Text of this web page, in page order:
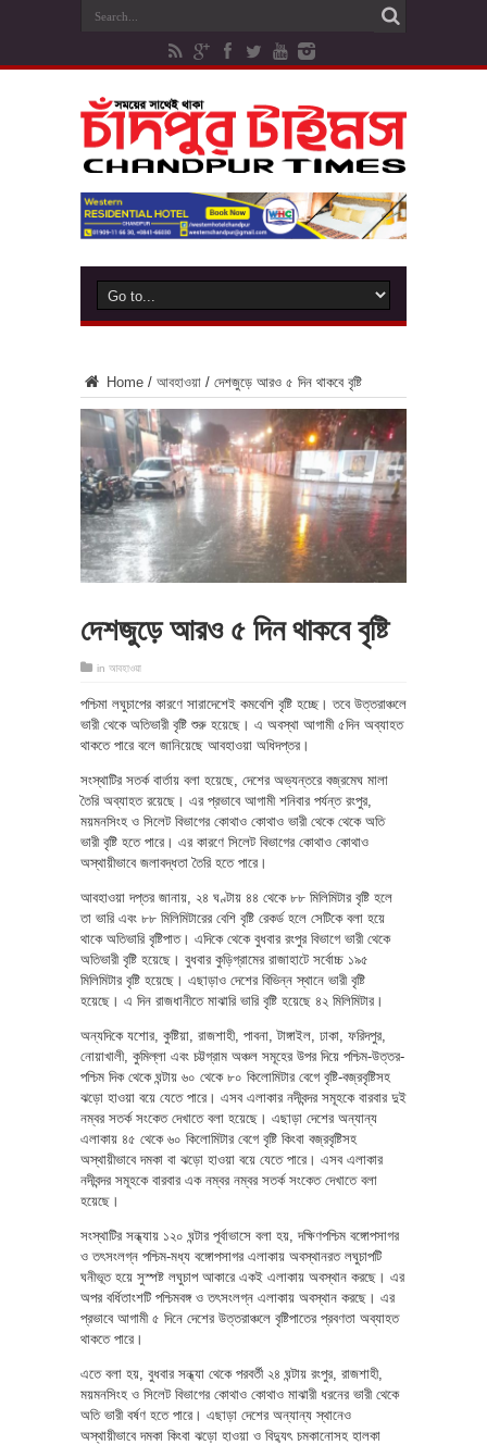
Home / আবহাওয়া / দেশজুড়ে আরও ৫ দিন থাকবে বৃষ্টি
দেশজুড়ে আরও ৫ দিন থাকবে বৃষ্টি
in আবহাওয়া
পশ্চিমা লঘুচাপের কারণে সারাদেশেই কমবেশি বৃষ্টি হচ্ছে। তবে উত্তরাঞ্চলে
ভারী থেকে অতিভারী বৃষ্টি শুরু হয়েছে। এ অবস্থা আগামী ৫দিন অব্যাহত
থাকতে পারে বলে জানিয়েছে আবহাওয়া অধিদপ্তর।
সংস্থাটির সতর্ক বার্তায় বলা হয়েছে, দেশের অভ্যন্তরে বজ্রমেঘ মালা
তৈরি অব্যাহত রয়েছে। এর প্রভাবে আগামী শনিবার পর্যন্ত রংপুর,
ময়মনসিংহ ও সিলেট বিভাগের কোথাও কোথাও ভারী থেকে থেকে অতি
ভারী বৃষ্টি হতে পারে। এর কারণে সিলেট বিভাগের কোথাও কোথাও
অস্থায়ীভাবে জলাবদ্ধতা তৈরি হতে পারে।
আবহাওয়া দপ্তর জানায়, ২৪ ঘণ্টায় ৪৪ থেকে ৮৮ মিলিমিটার বৃষ্টি হলে
তা ভারি এবং ৮৮ মিলিমিটারের বেশি বৃষ্টি রেকর্ড হলে সেটিকে বলা হয়ে
থাকে অতিভারি বৃষ্টিপাত। এদিকে থেকে বুধবার রংপুর বিভাগে ভারী থেকে
অতিভারী বৃষ্টি হয়েছে। বুধবার কুড়িগ্রামের রাজাহাটে সর্বোচ্চ ১৯৫
মিলিমিটার বৃষ্টি হয়েছে। এছাড়াও দেশের বিভিন্ন স্থানে ভারী বৃষ্টি
হয়েছে। এ দিন রাজধানীতে মাঝারি ভারি বৃষ্টি হয়েছে ৪২ মিলিমিটার।
অন্যদিকে যশোর, কুষ্টিয়া, রাজশাহী, পাবনা, টাঙ্গাইল, ঢাকা, ফরিদপুর,
নোয়াখালী, কুমিল্লা এবং চট্টগ্রাম অঞ্চল সমূহের উপর দিয়ে পশ্চিম-উত্তর-
পশ্চিম দিক থেকে ঘন্টায় ৬০ থেকে ৮০ কিলোমিটার বেগে বৃষ্টি-বজ্রবৃষ্টিসহ
ঝড়ো হাওয়া বয়ে যেতে পারে। এসব এলাকার নদীবন্দর সমূহকে বারবার দুই
নম্বর সতর্ক সংকেত দেখাতে বলা হয়েছে। এছাড়া দেশের অন্যান্য
এলাকায় ৪৫ থেকে ৬০ কিলোমিটার বেগে বৃষ্টি কিংবা বজ্রবৃষ্টিসহ
অস্থায়ীভাবে দমকা বা ঝড়ো হাওয়া বয়ে যেতে পারে। এসব এলাকার
নদীবন্দর সমূহকে বারবার এক নম্বর নম্বর সতর্ক সংকেত দেখাতে বলা
হয়েছে।
সংস্থাটির সন্ধ্যায় ১২০ ঘন্টার পূর্বাভাসে বলা হয়, দক্ষিণপশ্চিম বঙ্গোপসাগর
ও তৎসংলগ্ন পশ্চিম-মধ্য বঙ্গোপসাগর এলাকায় অবস্থানরত লঘুচাপটি
ঘনীভূত হয়ে সুস্পষ্ট লঘুচাপ আকারে একই এলাকায় অবস্থান করছে। এর
অপর বর্ধিতাংশটি পশ্চিমবঙ্গ ও তৎসংলগ্ন এলাকায় অবস্থান করছে। এর
প্রভাবে আগামী ৫ দিনে দেশের উত্তরাঞ্চলে বৃষ্টিপাতের প্রবণতা অব্যাহত
থাকতে পারে।
এতে বলা হয়, বুধবার সন্ধ্যা থেকে পরবর্তী ২৪ ঘন্টায় রংপুর, রাজশাহী,
ময়মনসিংহ ও সিলেট বিভাগের কোথাও কোথাও মাঝারী ধরনের ভারী থেকে
অতি ভারী বর্ষণ হতে পারে। এছাড়া দেশের অন্যান্য স্থানেও
অস্থায়ীভাবে দমকা কিংবা ঝড়ো হাওয়া ও বিদ্যুৎ চমকানোসহ হালকা